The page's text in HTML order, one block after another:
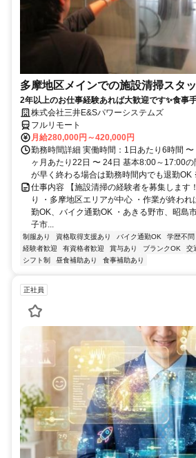
多摩地区メインでの施設清掃スタ
2年以上のお仕事経験あれば大歓迎です✨食事
株式会社三井E&Sパワーシステムズ
フルリモート
月給280,000円～420,000円
勤務時間詳細 実働時間：1日あたり6時間
ヶ月あたり22日 〜 24日 基本8:00～17:00
が早く終わる場合は勤務時間内でも退勤
仕事内容 【施設清掃の経験者を募集します
り ・多摩地区エリアが中心 ・作業が終わ
勤OK、バイク通勤OK ・あきる野市、昭島
子市...
制服あり 資格取得支援あり バイク通勤OK 学歴不問
経験者歓迎
有資格者歓迎 賞与あり ブランクOK 交
シフト制
昼食補助あり 食事補助あり
正社員